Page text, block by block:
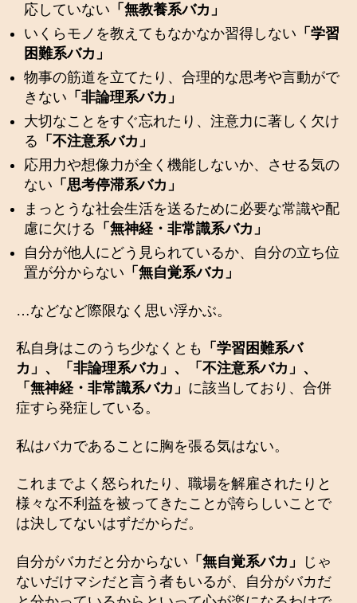
応していない 「無教養系バカ」
いくらモノを教えてもなかなか習得しない 「学習
困難系バカ」
物事の筋道を立てたり、合理的な思考や言動がで
きない 「非論理系バカ」
大切なことをすぐ忘れたり、注意力に著しく欠け
る 「不注意系バカ」
応用力や想像力が全く機能しないか、させる気の
ない 「思考停滞系バカ」
まっとうな社会生活を送るために必要な常識や配
慮に欠ける 「無神経・非常識系バカ」
自分が他人にどう見られているか、自分の立ち位
置が分からない 「無自覚系バカ」
…などなど際限なく思い浮かぶ。
私自身はこのうち少なくとも 「学習困難系バ
カ」、「非論理系バカ」、「不注意系バカ」、
「無神経・非常識系バカ」 に該当しており、合併
症すら発症している。
私はバカであることに胸を張る気はない。
これまでよく怒られたり、職場を解雇されたりと
様々な不利益を被ってきたことが誇らしいことで
は決してないはずだからだ。
自分がバカだと分からない 「無自覚系バカ」
じゃ
ないだけマシだと言う者もいるが、自分がバカだ